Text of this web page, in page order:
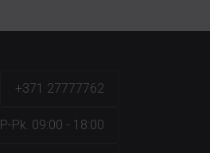
+371 27777762
P.-Pk. 09:00 - 18:00